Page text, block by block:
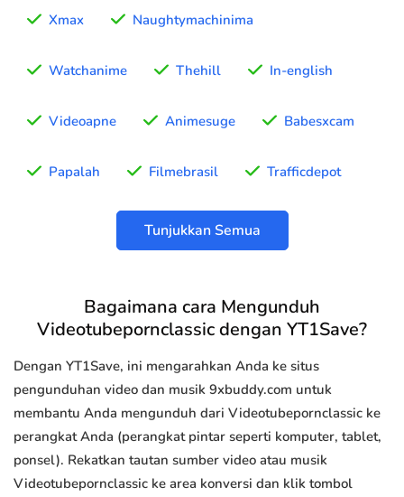
Xmax Naughtymachinima
Watchanime Thehill In-english
Videoapne Animesuge Babesxcam
Papalah Filmebrasil Trafficdepot
Tunjukkan Semua
Bagaimana cara Mengunduh
Videotubepornclassic dengan YT1Save?
Dengan YT1Save, ini mengarahkan Anda ke situs
pengunduhan video dan musik 9xbuddy.com untuk
membantu Anda mengunduh dari Videotubepornclassic ke
perangkat Anda (perangkat pintar seperti komputer, tablet,
ponsel). Rekatkan tautan sumber video atau musik
Videotubepornclassic ke area konversi dan klik tombol